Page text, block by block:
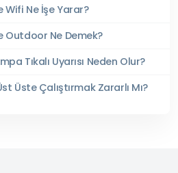
Wifi Ne İşe Yarar?
Outdoor Ne Demek?
Tıkalı Uyarısı Neden Olur?
Üste Çalıştırmak Zararlı Mı?